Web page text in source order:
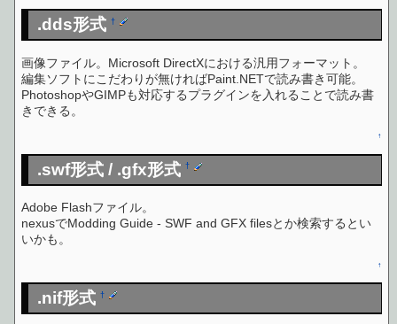
.dds形式†
画像ファイル。Microsoft DirectXにおける汎用フォーマット。
編集ソフトにこだわりが無ければPaint.NETで読み書き可能。
PhotoshopやGIMPも対応するプラグインを入れることで読み書
きできる。
↑
.swf形式 / .gfx形式†
Adobe Flashファイル。
nexusでModding Guide - SWF and GFX filesとか検索するとい
いかも。
↑
.nif形式†